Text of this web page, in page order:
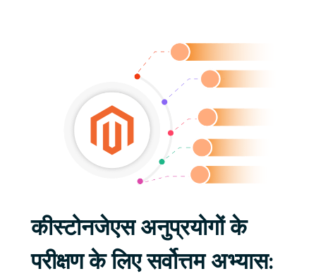
कीस्टोनजेएस अनुप्रयोगों के
परीक्षण के लिए सर्वोत्तम अभ्यास: